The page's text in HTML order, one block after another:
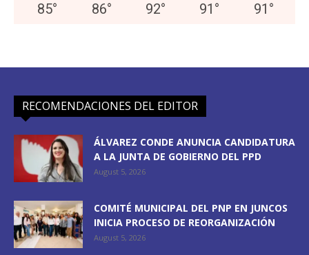
85° 86° 92° 91 ° 91 °
RECOMENDACIONES DEL EDITOR
ÁLVAREZ CONDE ANUNCIA CANDIDATURA
A LA JUNTA DE GOBIERNO DEL PPD
August 5, 2026
COMITÉ MUNICIPAL DEL PNP EN JUNCOS
INICIA PROCESO DE REORGANIZACIÓN
August 5, 2026